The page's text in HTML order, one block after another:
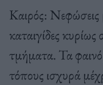
Καιρός: Νεφώσεις
καταιγίδες κυρίως
τμήματα. Τα
τόπους ισχυρά